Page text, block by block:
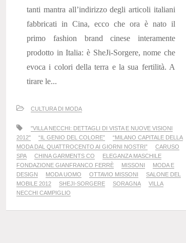
tanti mantra all’indirizzo degli articoli italiani
fabbricati in Cina, ecco che ora è nato il
primo fashion brand cinese interamente
prodotto in Italia: è SheJi-Sorgere, nome che
evoca i colori della terra e la sua fertilità. A
tirare le...
CULTURA DI MODA
"VILLA NECCHI: DETTAGLI DI VISTA E NUOVE VISIONI
2012"
“IL GENIO DEL COLORE”
“MILANO CAPITALE DELLA
MODA DAL QUATTROCENTO AI GIORNI NOSTRI”
CARUSO
SPA
CHINA GARMENTS CO
ELEGANZA MASCHILE
FONDAZIONE GIANFRANCO FERRÈ
MISSONI
MODA E
DESIGN
MODA UOMO OTTAVIO MISSONI
SALONE DEL
MOBILE 2012
SHEJI-SORGERE SORAGNA
VILLA
NECCHI CAMPIGLIO